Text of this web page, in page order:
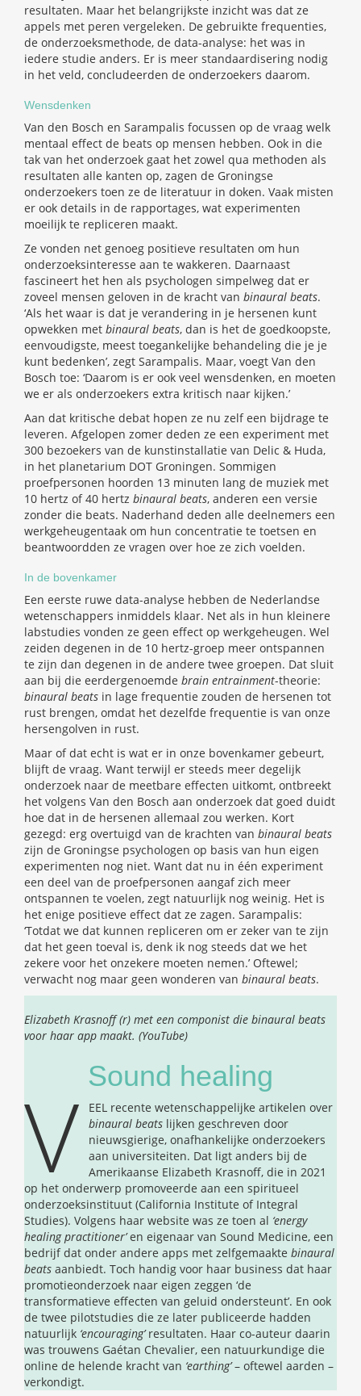
resultaten. Maar het belangrijkste inzicht was dat ze
appels met peren vergeleken. De gebruikte frequenties,
de onderzoeksmethode, de data-analyse: het was in
iedere studie anders. Er is meer standaardisering nodig
in het veld, concludeerden de onderzoekers daarom.
Wensdenken
Van den Bosch en Sarampalis focussen op de vraag welk
mentaal effect de beats op mensen hebben. Ook in die
tak van het onderzoek gaat het zowel qua methoden als
resultaten alle kanten op, zagen de Groningse
onderzoekers toen ze de literatuur in doken. Vaak misten
er ook details in de rapportages, wat experimenten
moeilijk te repliceren maakt.
Ze vonden net genoeg positieve resultaten om hun
onderzoeksinteresse aan te wakkeren. Daarnaast
fascineert het hen als psychologen simpelweg dat er
zoveel mensen geloven in de kracht van binaural beats.
‘Als het waar is dat je verandering in je hersenen kunt
opwekken met binaural beats, dan is het de goedkoopste,
eenvoudigste, meest toegankelijke behandeling die je je
kunt bedenken’, zegt Sarampalis. Maar, voegt Van den
Bosch toe: ‘Daarom is er ook veel wensdenken, en moeten
we er als onderzoekers extra kritisch naar kijken.’
Aan dat kritische debat hopen ze nu zelf een bijdrage te
leveren. Afgelopen zomer deden ze een experiment met
300 bezoekers van de kunstinstallatie van Delic & Huda,
in het planetarium DOT Groningen. Sommigen
proefpersonen hoorden 13 minuten lang de muziek met
10 hertz of 40 hertz binaural beats, anderen een versie
zonder die beats. Naderhand deden alle deelnemers een
werkgeheugentaak om hun concentratie te toetsen en
beantwoordden ze vragen over hoe ze zich voelden.
In de bovenkamer
Een eerste ruwe data-analyse hebben de Nederlandse
wetenschappers inmiddels klaar. Net als in hun kleinere
labstudies vonden ze geen effect op werkgeheugen. Wel
zeiden degenen in de 10 hertz-groep meer ontspannen
te zijn dan degenen in de andere twee groepen. Dat sluit
aan bij die eerdergenoemde brain entrainment-theorie:
binaural beats in lage frequentie zouden de hersenen tot
rust brengen, omdat het dezelfde frequentie is van onze
hersengolven in rust.
Maar of dat echt is wat er in onze bovenkamer gebeurt,
blijft de vraag. Want terwijl er steeds meer degelijk
onderzoek naar de meetbare effecten uitkomt, ontbreekt
het volgens Van den Bosch aan onderzoek dat goed duidt
hoe dat in de hersenen allemaal zou werken. Kort
gezegd: erg overtuigd van de krachten van binaural beats
zijn de Groningse psychologen op basis van hun eigen
experimenten nog niet. Want dat nu in één experiment
een deel van de proefpersonen aangaf zich meer
ontspannen te voelen, zegt natuurlijk nog weinig. Het is
het enige positieve effect dat ze zagen. Sarampalis:
‘Totdat we dat kunnen repliceren om er zeker van te zijn
dat het geen toeval is, denk ik nog steeds dat we het
zekere voor het onzekere moeten nemen.’ Oftewel;
verwacht nog maar geen wonderen van binaural beats.
Elizabeth Krasnoff (r) met een componist die binaural beats
voor haar app maakt. (YouTube)
Sound healing
V
EEL recente wetenschappelijke artikelen over
binaural beatslijken geschreven door
nieuwsgierige, onafhankelijke onderzoekers
aan universiteiten. Dat ligt anders bij de
Amerikaanse Elizabeth Krasnoff, die in 2021
op het onderwerp promoveerde aan een spiritueel
onderzoeksinstituut (California Institute of Integral
Studies). Volgens haar website was ze toen al ‘energy
healing practitioner’en eigenaar van Sound Medicine, een
bedrijf dat onder andere apps met zelfgemaakte binaural
beats aanbiedt. Toch handig voor haar business dat haar
promotieonderzoek naar eigen zeggen ‘de
transformatieve effecten van geluid ondersteunt’. En ook
de twee pilotstudies die ze later publiceerde hadden
natuurlijk ‘encouraging’resultaten. Haar co-auteur daarin
was trouwens Gaétan Chevalier, een natuurkundige die
online de helende kracht van ‘earthing’– oftewel aarden –
verkondigt.